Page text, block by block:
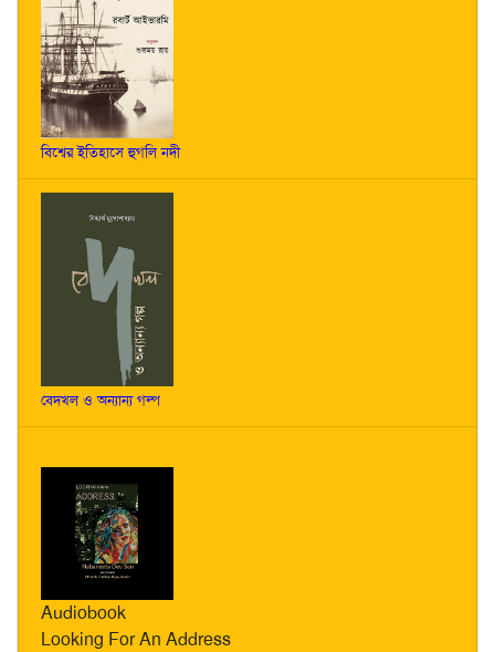
বিশ্বের ইতিহাসে হুগলি নদী
বেদখল ও অন্যান্য গল্প
Audiobook
Looking For An Address